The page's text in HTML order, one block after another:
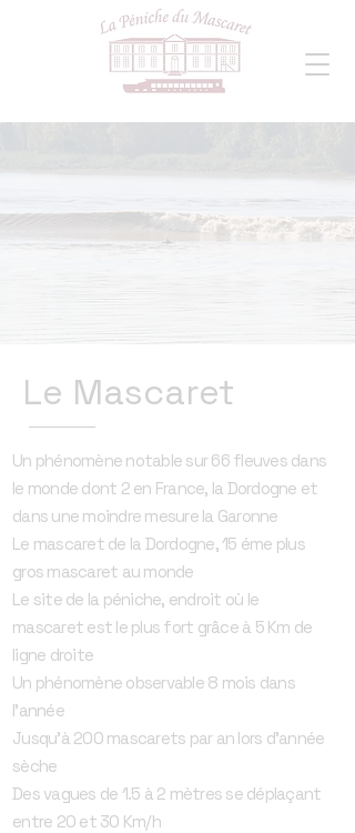
Le Mascaret
Un phénomène notable sur 66 fleuves dans
le monde dont 2 en France, la Dordogne et
dans une moindre mesure la Garonne
Le mascaret de la Dordogne, 15 éme plus
gros mascaret au monde
Le site de la péniche, endroit où le
mascaret est le plus fort grâce à 5 Km de
ligne droite
Un phénomène observable 8 mois dans
l'année
Jusqu'à 200 mascarets par an lors d'année
sèche
Des vagues de 1.5 à 2 mètres se déplaçant
entre 20 et 30 Km/h